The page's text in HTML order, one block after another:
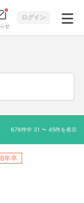
せ
ログイン
678件中 31 〜 45件を表示
年卒